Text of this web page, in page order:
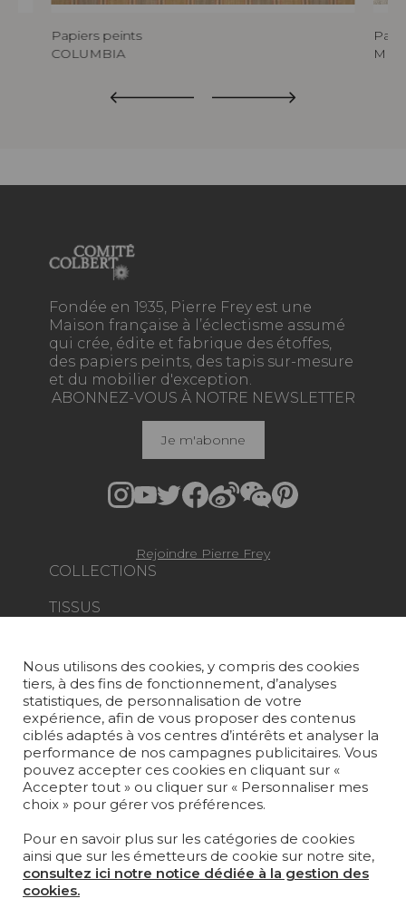
Papiers peints
COLUMBIA
Fondée en 1935, Pierre Frey est une
Maison française à l’éclectisme assumé
qui crée, édite et fabrique des étoffes,
des papiers peints, des tapis sur-mesure
et du mobilier d'exception.
COLLECTIONS
TISSUS
TAPIS ET MOQUETTES
MOBILIER
PROJETS
SUR-MESURE
MAGAZINE
LA MAISON
OÙ NOUS TROUVER ?
ABONNEZ-VOUS À NOTRE NEWSLETTER
Je m'abonne
Rejoindre Pierre Frey
Nous utilisons des cookies, y compris des cookies
tiers, à des fins de fonctionnement, d’analyses
statistiques, de personnalisation de votre
expérience, afin de vous proposer des contenus
ciblés adaptés à vos centres d’intérêts et analyser la
performance de nos campagnes publicitaires. Vous
pouvez accepter ces cookies en cliquant sur «
Accepter tout » ou cliquer sur « Personnaliser mes
choix » pour gérer vos préférences.
Pour en savoir plus sur les catégories de cookies
ainsi que sur les émetteurs de cookie sur notre site,
consultez ici notre notice dédiée à la gestion des
cookies.